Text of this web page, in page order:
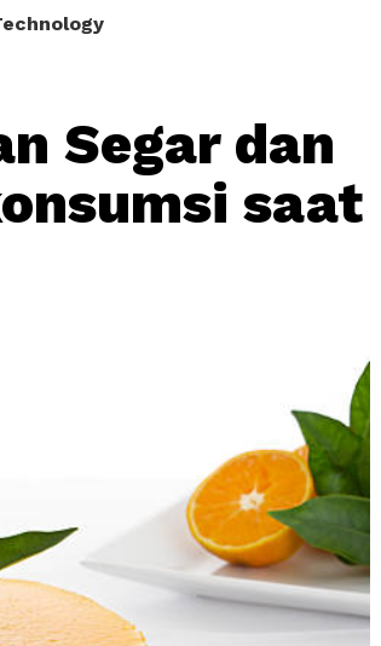
Segar dan
saat